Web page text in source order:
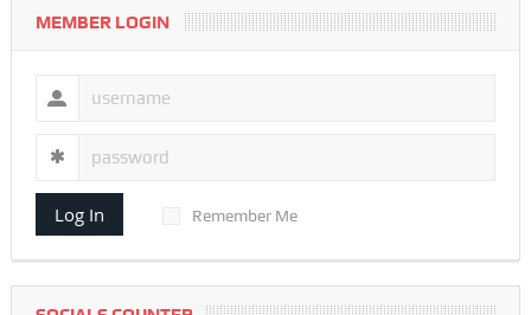
MEMBER LOGIN
Log In Remember Me